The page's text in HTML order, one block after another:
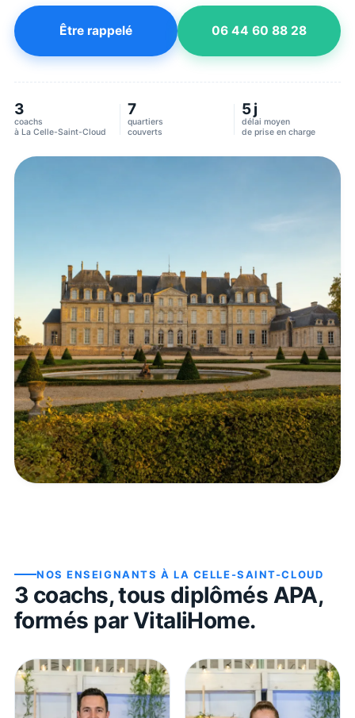
Être rappelé 06 44 60 88 28
3
coachs
à La Celle-Saint-Cloud
7
quartiers
couverts
5 j
délai moyen
de prise en charge
NOS ENSEIGNANTS ÀLA CELLE-SAINT-CLOUD
3 coachs, tous diplômés APA,
formés par VitaliHome.